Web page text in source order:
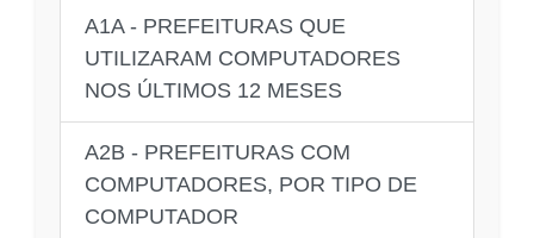
A1A - PREFEITURAS QUE
UTILIZARAM COMPUTADORES
NOS ÚLTIMOS 12 MESES
A2B - PREFEITURAS COM
COMPUTADORES, POR TIPO DE
COMPUTADOR